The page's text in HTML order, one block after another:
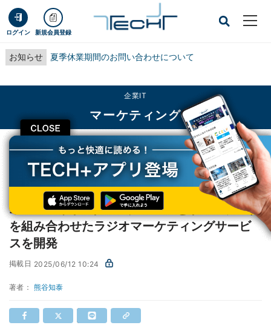
ログイン 新規会員登録
お知らせ 夏季休業期間のお問い合わせについて
CLOSE
企業IT
マーケティング
TECH+ 企業IT
マーケティング
エフエム東京×ドコモ、radikoとドコモデータを組み合わせたラジオマーケティ
エフエム東京×ドコモ、radikoとドコモデータ
を組み合わせたラジオマーケティングサービ
スを開発
掲載日 2025/06/12 10:24
著者： 熊谷知泰